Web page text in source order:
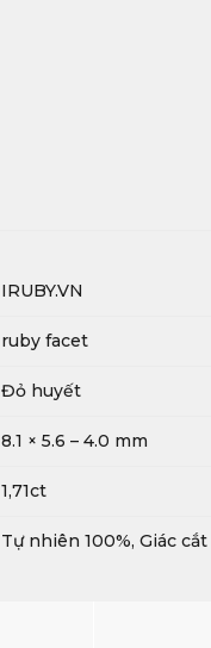
IRUBY.VN
ruby facet
Đỏ huyết
8.1 × 5.6 – 4.0 mm
1,71ct
Tự nhiên 100%, Giác